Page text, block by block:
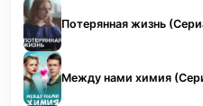
Потерянная жизнь
Между нами химия